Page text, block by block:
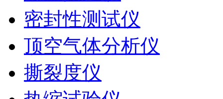
密封性测试仪
顶空气体分析仪
撕裂度仪